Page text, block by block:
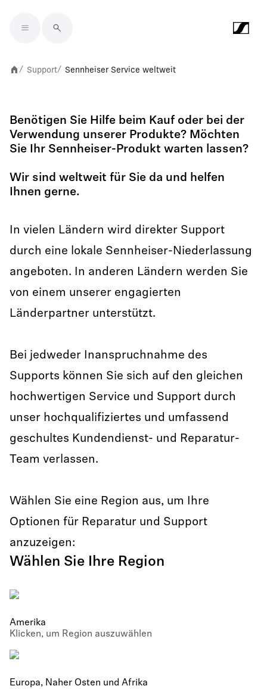
/ Support/ Sennheiser Service weltweit
Benötigen Sie Hilfe beim Kauf oder bei der
Verwendung unserer Produkte? Möchten
Sie Ihr Sennheiser-Produkt warten lassen?
Wir sind weltweit für Sie da und helfen
Ihnen gerne.
In vielen Ländern wird direkter Support
durch eine lokale Sennheiser-Niederlassung
angeboten. In anderen Ländern werden Sie
von einem unserer engagierten
Länderpartner unterstützt.
Bei jedweder Inanspruchnahme des
Supports können Sie sich auf den gleichen
hochwertigen Service und Support durch
unser hochqualifiziertes und umfassend
geschultes Kundendienst- und Reparatur-
Team verlassen.
Wählen Sie eine Region aus, um Ihre
Optionen für Reparatur und Support
anzuzeigen:
Wählen Sie Ihre Region
Amerika
Klicken, um Region auszuwählen
Europa, Naher Osten und Afrika